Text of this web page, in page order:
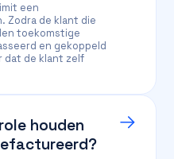
een
Zodra de klant die
toekomstige
en gekoppeld
dat de klant zelf
houden